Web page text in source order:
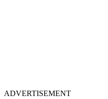
ADVERTISEMENT